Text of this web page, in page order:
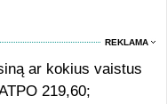
REKLAMA
ar kokius vaistus
219,60;